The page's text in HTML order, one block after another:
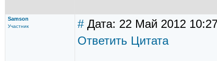
Samson
Участник #Дата: 22 Май 2012
Ответить Цитата